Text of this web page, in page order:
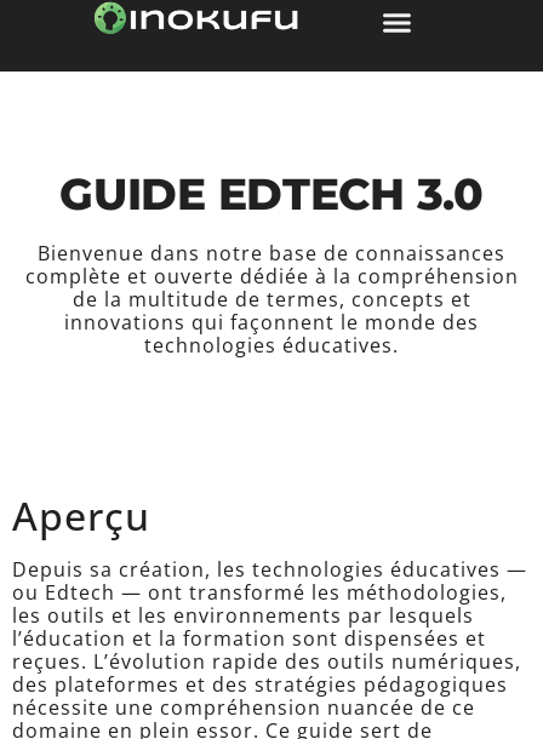
GUIDE EDTECH 3.0
Bienvenue dans notre base de connaissances
complète et ouverte dédiée à la compréhension
de la multitude de termes, concepts et
innovations qui façonnent le monde des
technologies éducatives.
Aperçu
Depuis sa création, les technologies éducatives —
ou Edtech — ont transformé les méthodologies,
les outils et les environnements par lesquels
l’éducation et la formation sont dispensées et
reçues. L’évolution rapide des outils numériques,
des plateformes et des stratégies pédagogiques
nécessite une compréhension nuancée de ce
domaine en plein essor. Ce guide sert de